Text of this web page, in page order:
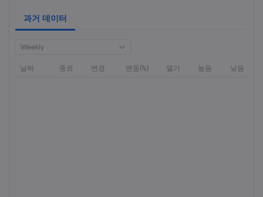
과거 데이터
Weekly
날짜 종료 변경 변동(%) 열기 높음 낮음